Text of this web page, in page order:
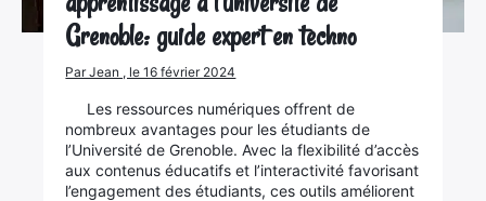
Grenoble: guide expert en techno
Par Jean , le 16 février 2024
Les ressources numériques offrent de
nombreux avantages pour les étudiants de
l’Université de Grenoble. Avec la flexibilité d’accès
aux contenus éducatifs et l’interactivité favorisant
l’engagement des étudiants, ces outils améliorent